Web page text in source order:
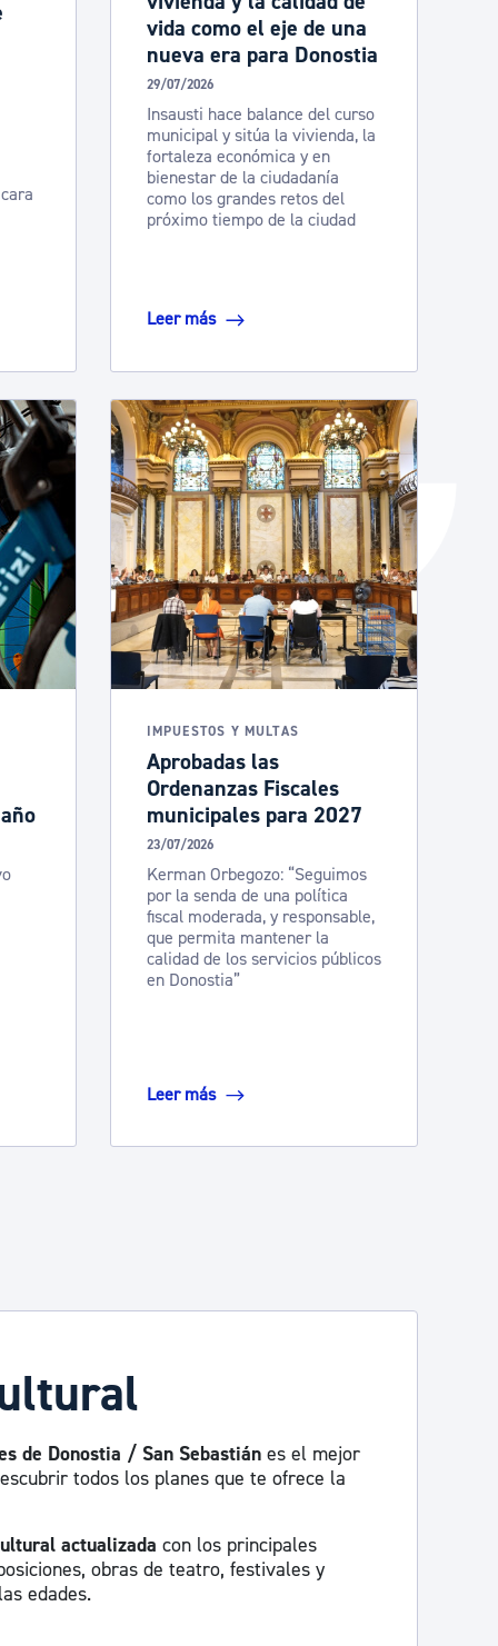
Catálogo de trámites
vida como el eje de una
nueva era para Donostia
29/07/2026
Insausti hace balance del curso
municipal y sitúa la vivienda, la
fortaleza económica y en
bienestar de la ciudadanía
como los grandes retos del
próximo tiempo de la ciudad
Leer más
IMPUESTOS Y MULTAS
Aprobadas las
Ordenanzas Fiscales
municipales para 2027
23/07/2026
Kerman Orbegozo: “Seguimos
por la senda de una política
fiscal moderada, y responsable,
que permita mantener la
calidad de los servicios públicos
en Donostia”
Leer más
de Donostia / San Sebastián es el mejor
todos los planes que te ofrece la
actualizada con los principales
obras de teatro, festivales y
edades.